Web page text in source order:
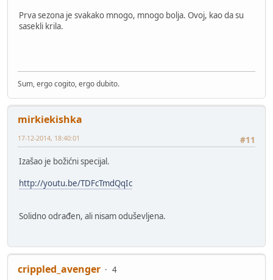
Prva sezona je svakako mnogo, mnogo bolja. Ovoj, kao da su
sasekli krila.
Sum, ergo cogito, ergo dubito.
mirkiekishka
#11
17-12-2014, 18:40:01
Izašao je božićni specijal.
http://youtu.be/TDFcTmdQqIc
Solidno odrađen, ali nisam oduševljena.
crippled_avenger
4